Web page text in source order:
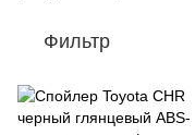
Фильтр